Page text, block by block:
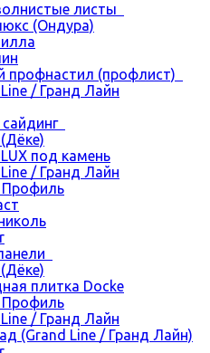
листы
(Ондура)
профнастил (профлист)
/ Гранд Лайн
под камень
/ Гранд Лайн
Профиль
плитка Docke
Профиль
/ Гранд Лайн
(Grand Line / Гранд Лайн)